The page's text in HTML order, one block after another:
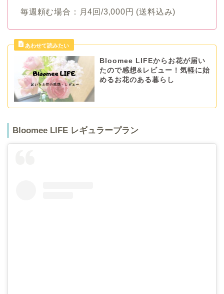
毎週頼む場合：月4回/3,000円 (送料込み)
Bloomee LIFEからお花が届い
たので感想&レビュー！気軽に始
めるお花のある暮らし
Bloomee LIFE レギュラープラン